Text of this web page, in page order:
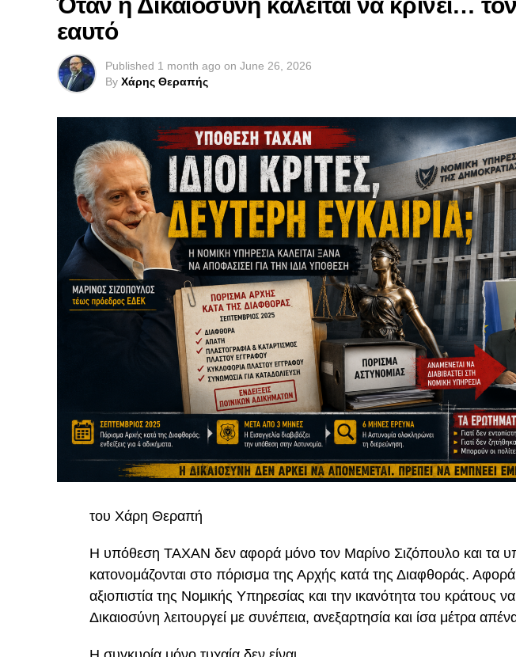
εαυτό
Published 1 month ago on June 26, 2026
By Χάρης Θεραπής
του Χάρη Θεραπή
Η υπόθεση TAXAN δεν αφορά μόνο τον Μαρίνο Σιζόπουλο και τα
κατονομάζονται στο πόρισμα της Αρχής κατά της Διαφθοράς.
αξιοπιστία της Νομικής Υπηρεσίας και την ικανότητα του κράτους να
Δικαιοσύνη λειτουργεί με συνέπεια, ανεξαρτησία και ίσα μέτρα